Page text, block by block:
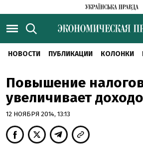
НОВОСТИ ПУБЛИКАЦИИ КОЛОНКИ
Повышение
увеличивает
12 НОЯБРЯ 2014, 13:13